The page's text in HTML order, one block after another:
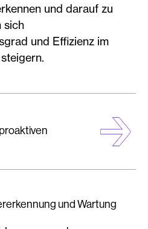
und darauf zu
sich
und Effizienz im
und Wartung